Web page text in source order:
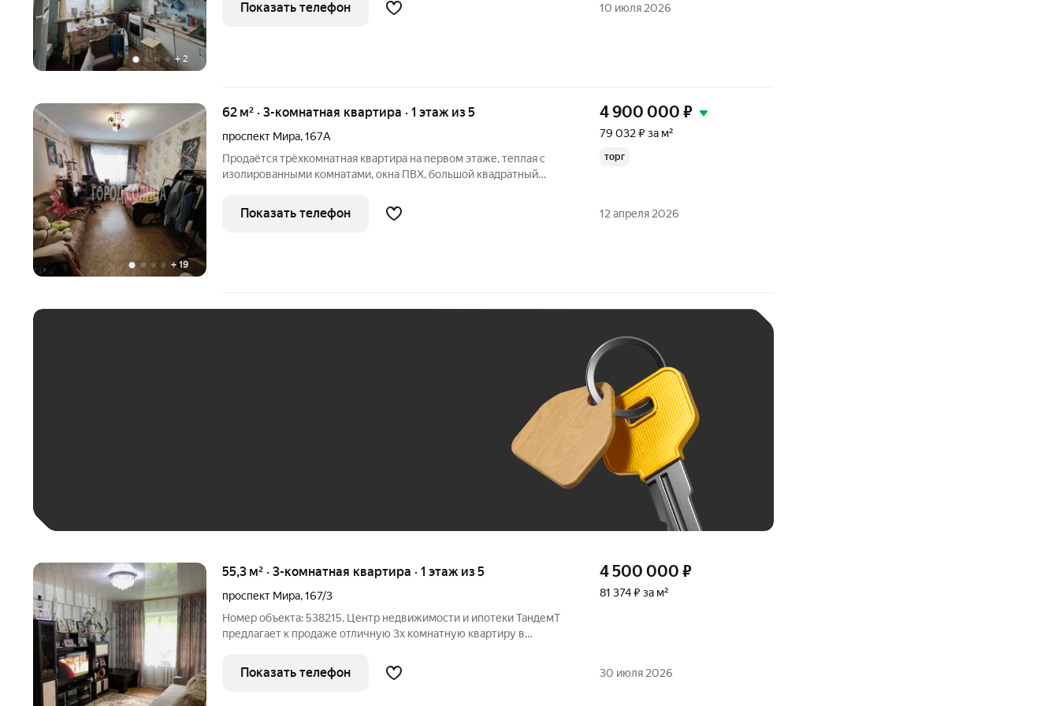
+ 2
потолки.
Показать телефон 10 июля 2026
+19
62 м² · 3-комнатная квартира · 1 этаж из 5
проспект Мира,167А
Продаётся трёхкомнатная квартира на первом этаже, теплая с
изолированными комнатами, окна ПВХ, большой квадратный
хорошие соседи, уютный двор. Торг.
4 900 000 ₽
79 032 ₽ за м²
торг
Показать телефон 12 апреля 2026
55,3 м² · 3-комнатная квартира · 1 этаж из 5
проспект Мира,167/3
Номер объекта: 538215. Центр недвижимости и ипотеки ТандемТ
предлагает к продаже отличную 3х комнатную квартиру в
дома. Kвартиpа светлая, уютная, теплая ,не угловая, сделан
4 500 000 ₽
81 374 ₽ за м²
Показать телефон 30 июля 2026